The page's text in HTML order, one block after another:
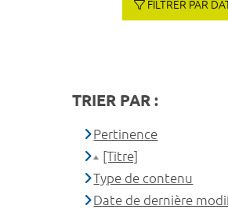
FILTRER PAR
TRIER PAR :
Pertinence
[Titre]
Type de contenu
Date de dernière